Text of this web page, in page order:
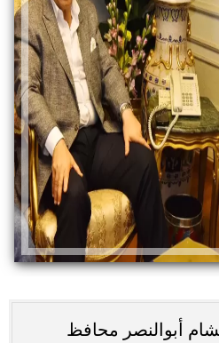
أبوالنصر محافظ